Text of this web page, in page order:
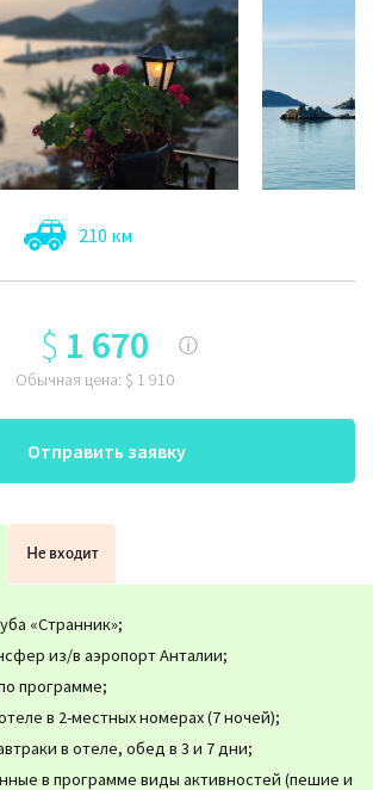
210 км
ⓘ
$ 1 670
Обычная цена: $ 1 910
Отправить заявку
Не входит
«Странник»;
из/в аэропорт Анталии;
программе;
в 2-местных номерах (7 ночей);
в отеле, обед в 3 и 7 дни;
в программе виды активностей (пешие и